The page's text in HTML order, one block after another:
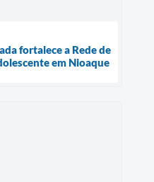
fortalece a Rede de
em Nioaque